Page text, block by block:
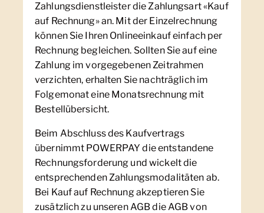
Zahlungsdienstleister die Zahlungsart «Kauf
auf Rechnung» an. Mit der Einzelrechnung
können Sie Ihren Onlineeinkauf einfach per
Rechnung begleichen. Sollten Sie auf eine
Zahlung im vorgegebenen Zeitrahmen
verzichten, erhalten Sie nachträglich im
Folgemonat eine Monatsrechnung mit
Bestellübersicht.
Beim Abschluss des Kaufvertrags
übernimmt POWERPAY die entstandene
Rechnungsforderung und wickelt die
entsprechenden Zahlungsmodalitäten ab.
Bei Kauf auf Rechnung akzeptieren Sie
zusätzlich zu unseren AGB die AGB von